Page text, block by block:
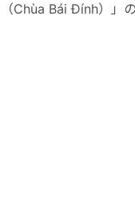
Chùa Bái Đính）」